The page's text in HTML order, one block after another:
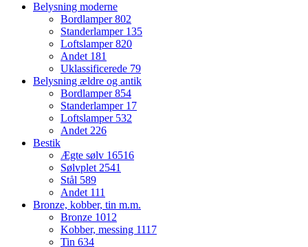
Belysning moderne
Bordlamper802
Standerlamper 135
Loftslamper820
Andet 181
Uklassificerede 79
Belysning ældre og antik
Bordlamper854
Standerlamper 17
Loftslamper 532
Andet226
Bestik
Ægte sølv 16516
Sølvplet2541
Stål 589
Andet 111
Bronze, kobber, tin m.m.
Bronze 1012
Kobber, messing 1117
Tin 634